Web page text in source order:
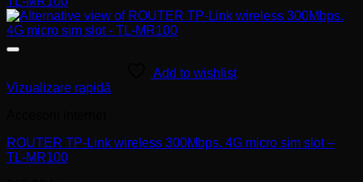
Add to wishlist
Vizualizare rapidă
ROUTER TP-Link wireless 300Mbps. 4G micro sim slot –
TL-MR100